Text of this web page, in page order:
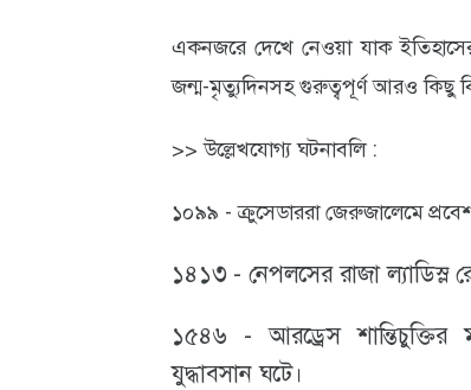
একনজরে দেখে নেওয়া যাক
জন্ম-মৃত্যুদিনসহ গুরুত্বপূর্ণ আরও কিছু
>> উল্লেখযোগ্য ঘটনাবলি :
১০৯৯ - ক্রুসেডাররা জেরুজালেমে
১৪১৩ - নেপলসের রাজা ল্যাডিস্ল
১৫৪৬ - আরড্রেস শান্তিচুক্তির
যুদ্ধাবসান ঘটে।